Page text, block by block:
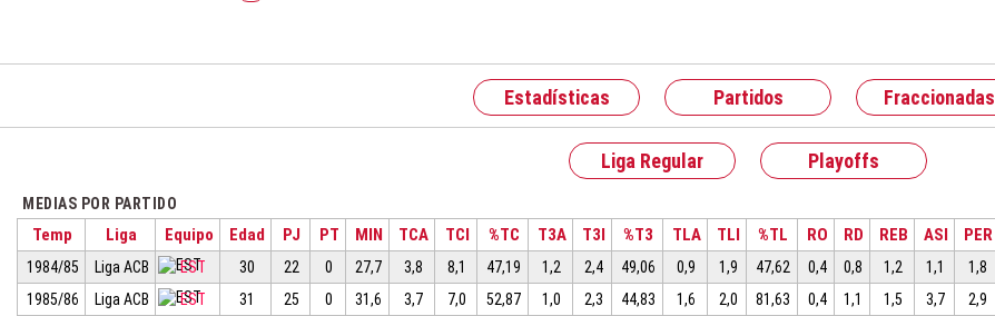
Estadísticas Partidos Fraccionadas
Liga Regular Playoffs
MEDIAS POR PARTIDO
Temp Liga Equipo Edad PJ PT MIN TCA TCI %TC T3A T3I %T3 TLA TLI %TL RO RD REB ASI PER
1984/85 Liga ACB EST 30 22 0 27,7 3,8 8,1 47,19 1,2 2,4 49,06 0,9 1,9 47,62 0,4 0,8 1,2 1,1 1,8
1985/86
Liga ACB EST 31 25 0 31,6 3,7 7,0 52,87 1,0 2,3 44,83 1,6 2,0 81,63 0,4 1,1 1,5 3,7 2,9